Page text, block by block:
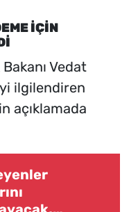
İÇİN
Vedat
ilgilendiren
açıklamada